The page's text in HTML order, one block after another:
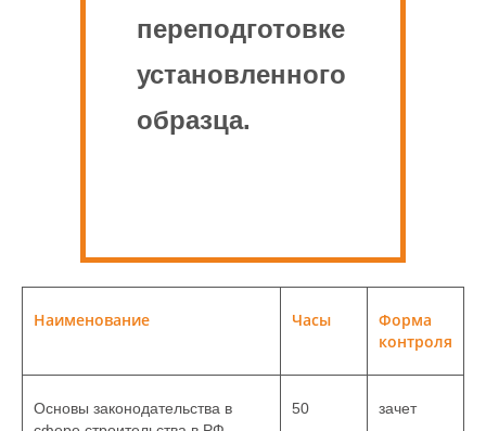
переподготовке
установленного
образца.
Наименование Часы
Форма
контроля
Основы законодательства в
50 зачет